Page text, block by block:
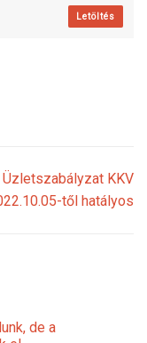
Letöltés
Üzletszabályzat KKV
től hatályos
de a